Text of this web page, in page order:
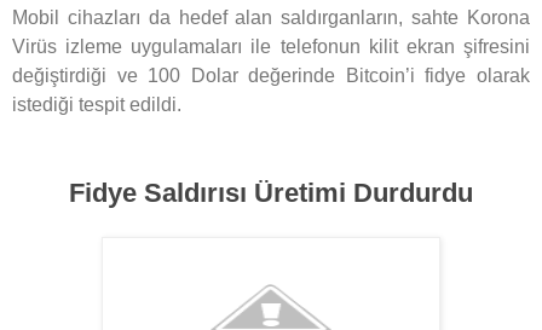
Mobil cihazları da hedef alan saldırganların, sahte Korona
Virüs izleme uygulamaları ile telefonun kilit ekran şifresini
değiştirdiği ve 100 Dolar değerinde Bitcoin’i fidye olarak
istediği tespit edildi.
Fidye Saldırısı Üretimi Durdurdu